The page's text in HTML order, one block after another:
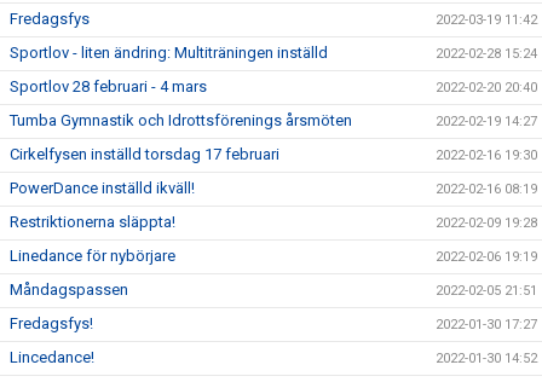
Fredagsfys 2022-03-19 11:42
Sportlov - liten ändring: Multiträningen inställd 2022-02-28 15:24
Sportlov 28 februari - 4 mars 2022-02-20 20:40
Tumba Gymnastik och Idrottsförenings årsmöten 2022-02-19 14:27
Cirkelfysen inställd torsdag 17 februari 2022-02-16 19:30
PowerDance inställd ikväll! 2022-02-16 08:19
Restriktionerna släppta! 2022-02-09 19:28
Linedance för nybörjare 2022-02-06 19:19
Måndagspassen 2022-02-05 21:51
Fredagsfys! 2022-01-30 17:27
Lincedance! 2022-01-30 14:52